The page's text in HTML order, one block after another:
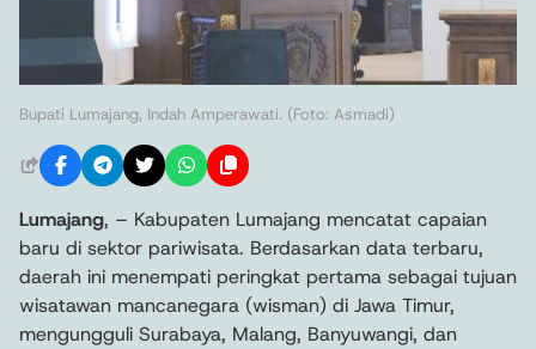
Bupati Lumajang, Indah Amperawati. (Foto: Asmadi)
Lumajang, – Kabupaten Lumajang mencatat capaian
baru di sektor pariwisata. Berdasarkan data terbaru,
daerah ini menempati peringkat pertama sebagai tujuan
wisatawan mancanegara (wisman) di Jawa Timur,
mengungguli Surabaya, Malang, Banyuwangi, dan